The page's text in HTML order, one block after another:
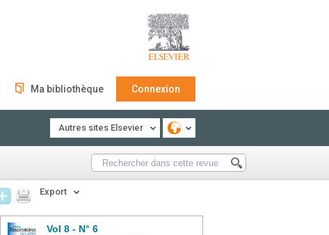
Ma bibliothèque Connexion
Autres sites Elsevier
Export
Vol 8 - N° 6